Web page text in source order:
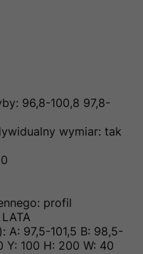
96,8-100,8 97,8-
wymiar: tak
profil
A: 97,5-101,5 B: 98,5-
Y: 100 H: 200 W: 40